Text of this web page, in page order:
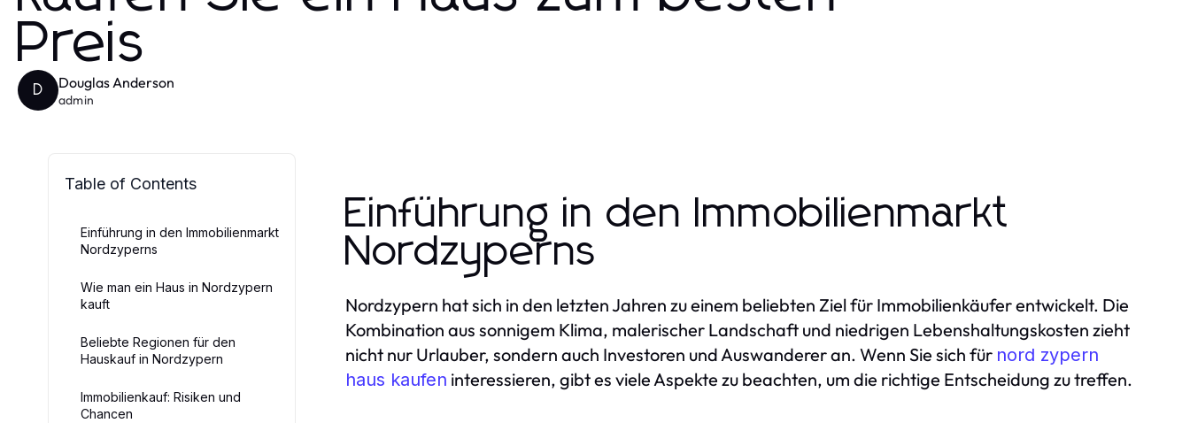
Preis
D Douglas Anderson
admin
Table of Contents
Einführung in den Immobilienmarkt
Nordzyperns
Wie man ein Haus in Nordzypern
kauft
Beliebte Regionen für den
Hauskauf in Nordzypern
Immobilienkauf: Risiken und
Chancen
Einführung in den Immobilienmarkt
Nordzyperns
Nordzypern hat sich in den letzten Jahren zu einem beliebten Ziel für Immobilienkäufer entwickelt. Die
Kombination aus sonnigem Klima, malerischer Landschaft und niedrigen Lebenshaltungskosten zieht
nicht nur Urlauber, sondern auch Investoren und Auswanderer an. Wenn Sie sich für nord zypern
haus kaufen interessieren, gibt es viele Aspekte zu beachten, um die richtige Entscheidung zu treffen.